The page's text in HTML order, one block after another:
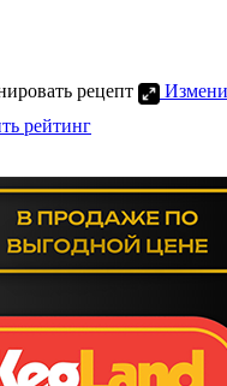
рецепт
рейтинг